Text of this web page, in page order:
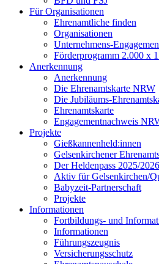
Für Organisationen
Ehrenamtliche finden
Organisationen
Unternehmens-
Förderprogramm 2.000 x
Anerkennung
Anerkennung
Die Ehrenamtskarte NRW
Die Jubiläums-
Ehrenamtskarte
Engagementnachweis
Projekte
Gießkannenheld:innen
Gelsenkirchener
Der Heldenpass 2025/2026
Aktiv für Gelsenkirchen/
Babyzeit-Partnerschaft
Projekte
Informationen
Fortbildungs- und
Informationen
Führungszeugnis
Versicherungsschutz